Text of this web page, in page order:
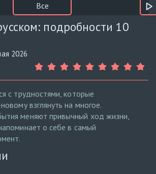
Все
подробности 10
2026
с трудностями, которые
взглянуть на многое.
меняют привычный ход жизни,
о себе в самый